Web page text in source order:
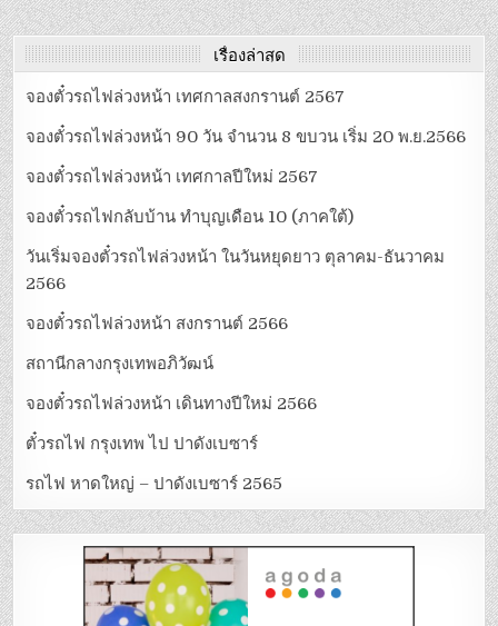
เรื่องล่าสุด
จองตั๋วรถไฟล่วงหน้า เทศกาลสงกรานต์ 2567
จองตั๋วรถไฟล่วงหน้า 90 วัน จำนวน 8 ขบวน เริ่ม 20 พ.ย.2566
จองตั๋วรถไฟล่วงหน้า เทศกาลปีใหม่ 2567
จองตั๋วรถไฟกลับบ้าน ทำบุญเดือน 10 (ภาคใต้)
วันเริ่มจองตั๋วรถไฟล่วงหน้า ในวันหยุดยาว ตุลาคม-ธันวาคม
2566
จองตั๋วรถไฟล่วงหน้า สงกรานต์ 2566
สถานีกลางกรุงเทพอภิวัฒน์
จองตั๋วรถไฟล่วงหน้า เดินทางปีใหม่ 2566
ตั๋วรถไฟ กรุงเทพ ไป ปาดังเบซาร์
รถไฟ หาดใหญ่ – ปาดังเบซาร์ 2565